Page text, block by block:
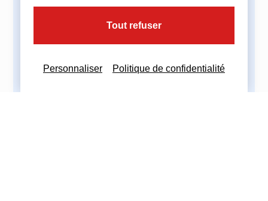
Partagez cette actualité :
Tout refuser
Personnaliser Politique de confidentialité